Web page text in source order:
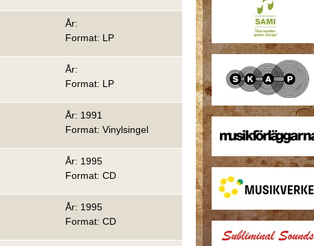
År:
Format: LP
År:
Format: LP
År: 1991
Format: Vinylsingel
År: 1995
Format: CD
År: 1995
Format: CD